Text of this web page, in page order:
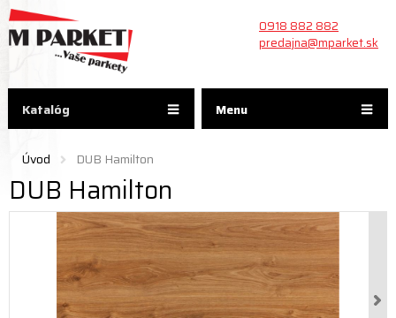
Menu
0918 882 882
predajna@mparket.sk
Úvod DUB Hamilton
DUB Hamilton
Katalóg